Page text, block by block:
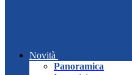
Novità
Panoramica